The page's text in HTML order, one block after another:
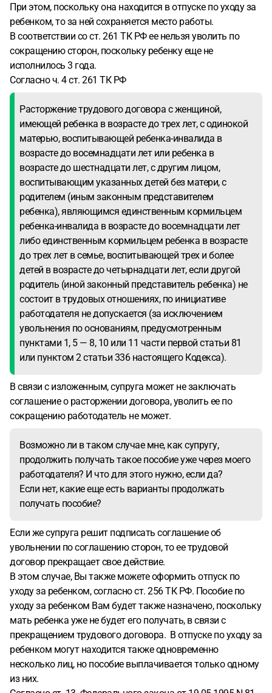
При этом, поскольку она находится в отпуске по уходу за
ребенком, то за ней сохраняется место работы.
В соответствии со ст. 261 ТК РФ ее нельзя уволить по
сокращению сторон, поскольку ребенку еще не
исполнилось 3 года.
Согласно ч. 4 ст. 261 ТК РФ
Расторжение трудового договора с женщиной,
имеющей ребенка в возрасте до трех лет, с одинокой
матерью, воспитывающей ребенка-инвалида в
возрасте до восемнадцати лет или ребенка в
возрасте до шестнадцати лет, с другим лицом,
воспитывающим указанных детей без матери, с
родителем (иным законным представителем
ребенка), являющимся единственным кормильцем
ребенка-инвалида в возрасте до восемнадцати лет
либо единственным кормильцем ребенка в возрасте
до трех лет в семье, воспитывающей трех и более
детей в возрасте до четырнадцати лет, если другой
родитель (иной законный представитель ребенка) не
состоит в трудовых отношениях, по инициативе
работодателя не допускается (за исключением
увольнения по основаниям, предусмотренным
пунктами 1, 5 — 8, 10 или 11 части первой статьи 81
или пунктом 2 статьи 336 настоящего Кодекса).
В связи с изложенным, супруга может не заключать
соглашение о расторжении договора, уволить ее по
сокращению работодатель не может.
Возможно ли в таком случае мне, как супругу,
продолжить получать такое пособие уже через моего
работодателя? И что для этого нужно, если да?
Если нет, какие еще есть варианты продолжать
получать пособие?
Если же супруга решит подписать соглашение об
увольнении по соглашению сторон, то ее трудовой
договор прекращает свое действие.
В этом случае, Вы также можете оформить отпуск по
уходу за ребенком, согласно ст. 256 ТК РФ. Пособие по
уходу за ребенком Вам будет также назначено, поскольку
мать ребенка уже не будет его получать, в связи с
прекращением трудового договора. В отпуске по уходу за
ребенком могут находится также одновременно
несколько лиц, но пособие выплачивается только одному
из них.